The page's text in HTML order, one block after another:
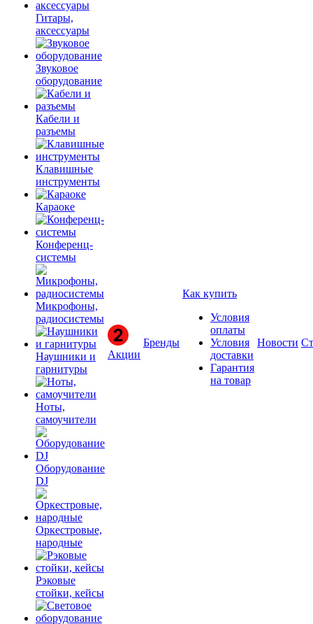
Гитары,
аксессуары
Звуковое
оборудование
Кабели и
разъемы
Клавишные
инструменты
Караоке
Конференц-
системы
Микрофоны,
радиосистемы
Наушники и
гарнитуры
Ноты,
самоучители
Оборудование
DJ
Оркестровые,
народные
Рэковые
стойки, кейсы
Акции
Бренды
Как купить
Условия
оплаты
Условия
доставки
Гарантия
на товар
Новости